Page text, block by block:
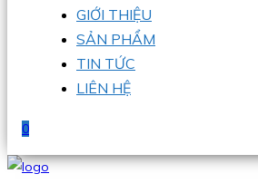
GIỚI THIỆU
SẢN PHẨM
TIN TỨC
LIÊN HỆ
0